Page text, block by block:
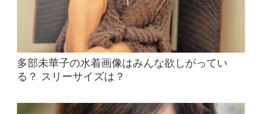
多部未華子の水着画像はみんな欲しがってい
る？ スリーサイズは？